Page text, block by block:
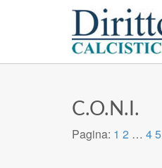
Main menu
C.O.N.I.
Pagina: 1 2 … 45